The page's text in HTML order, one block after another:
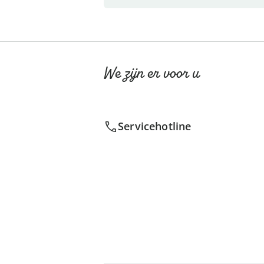
We zijn er voor u
Servicehotline